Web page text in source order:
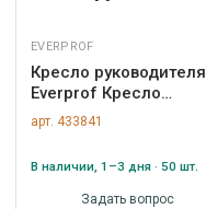
EVERPROF
Кресло руководителя
Everprof Кресло
Everprof Drift (Дрифт)
M Экокожа Серый арт.
арт. 433841
В наличии, 1–3 дня · 50 шт.
Задать вопрос